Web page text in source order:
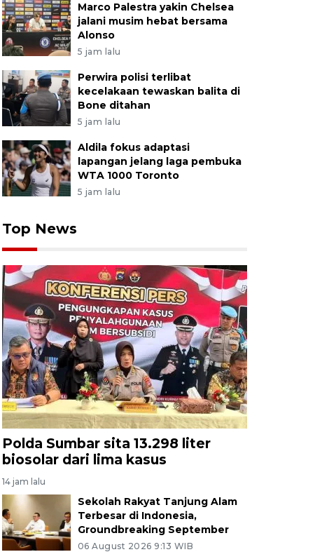
Marco Palestra yakin Chelsea
jalani musim hebat bersama
Alonso
5 jam lalu
Perwira polisi terlibat
kecelakaan tewaskan balita di
Bone ditahan
5 jam lalu
Aldila fokus adaptasi
lapangan jelang laga pembuka
WTA 1000 Toronto
5 jam lalu
Top News
Polda Sumbar sita 13.298 liter
biosolar dari lima kasus
14 jam lalu
Sekolah Rakyat Tanjung Alam
Terbesar di Indonesia,
Groundbreaking September
06 August 2026 9:13 WIB